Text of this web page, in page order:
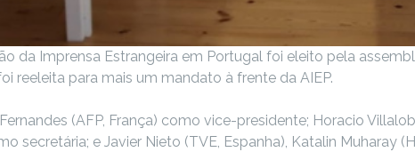
da Imprensa Estrangeira em Portugal foi eleito pela
reeleita para mais um mandato à frente da AIEP.
(AFP, França) como vice-presidente; Horacio
secretária; e Javier Nieto (TVE, Espanha), Katalin Muharay